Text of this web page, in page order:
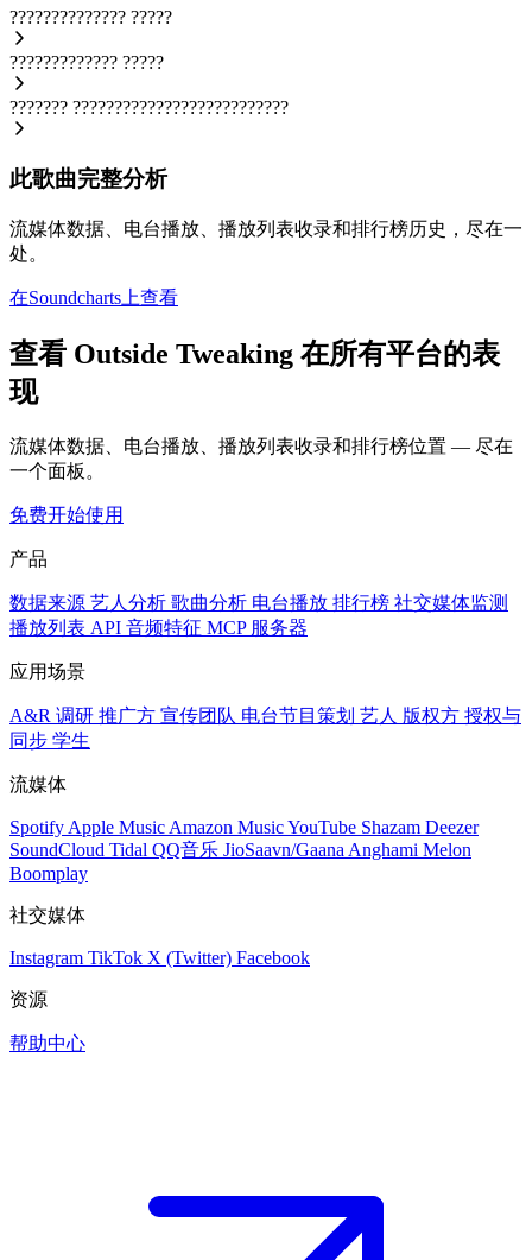
?????????????? ?????
????????????? ?????
??????? ??????????????????????????
此歌曲完整分析
流媒体数据、电台播放、播放列表收录和排行榜历史，尽在一
处。
在Soundcharts上查看
查看 Outside Tweaking 在所有平台的表
现
流媒体数据、电台播放、播放列表收录和排行榜位置 — 尽在
一个面板。
免费开始使用
产品
数据来源 艺人分析 歌曲分析 电台播放 排行榜 社交媒体监测
播放列表 API 音频特征 MCP 服务器
应用场景
A&R 调研 推广方 宣传团队 电台节目策划 艺人 版权方 授权与
同步 学生
流媒体
Spotify Apple Music Amazon MusicYouTube Shazam Deezer
SoundCloud Tidal QQ音乐 JioSaavn/Gaana Anghami Melon
Boomplay
社交媒体
Instagram TikTok X (Twitter) Facebook
资源
帮助中心